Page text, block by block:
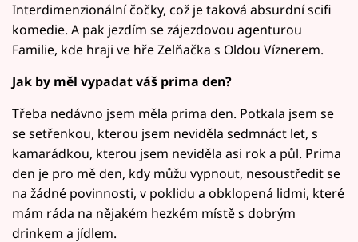
Interdimenzionální čočky, což je taková absurdní scifi
komedie. A pak jezdím se zájezdovou agenturou
Familie, kde hraji ve hře Zelňačka s Oldou Víznerem.
Jak by měl vypadat váš prima den?
Třeba nedávno jsem měla prima den. Potkala jsem se
se setřenkou, kterou jsem neviděla sedmnáct let, s
kamarádkou, kterou jsem neviděla asi rok a půl. Prima
den je pro mě den, kdy můžu vypnout, nesoustředit se
na žádné povinnosti, v poklidu a obklopená lidmi, které
mám ráda na nějakém hezkém místě s dobrým
drinkem a jídlem.